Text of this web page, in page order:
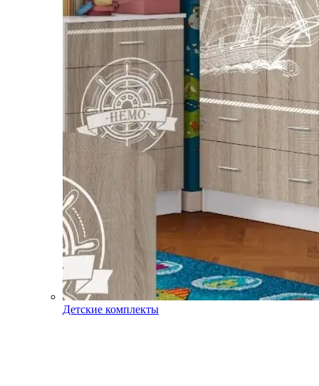
Детские комплекты